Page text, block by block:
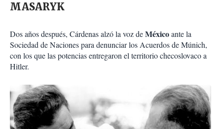
MASARYK
Dos años después, Cárdenas alzó la voz deMéxicoante la
Sociedad de Naciones para denunciar los Acuerdos de Múnich,
con los que las potencias entregaron el territorio checoslovaco a
Hitler.